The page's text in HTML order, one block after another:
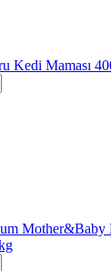
Kedi Maması